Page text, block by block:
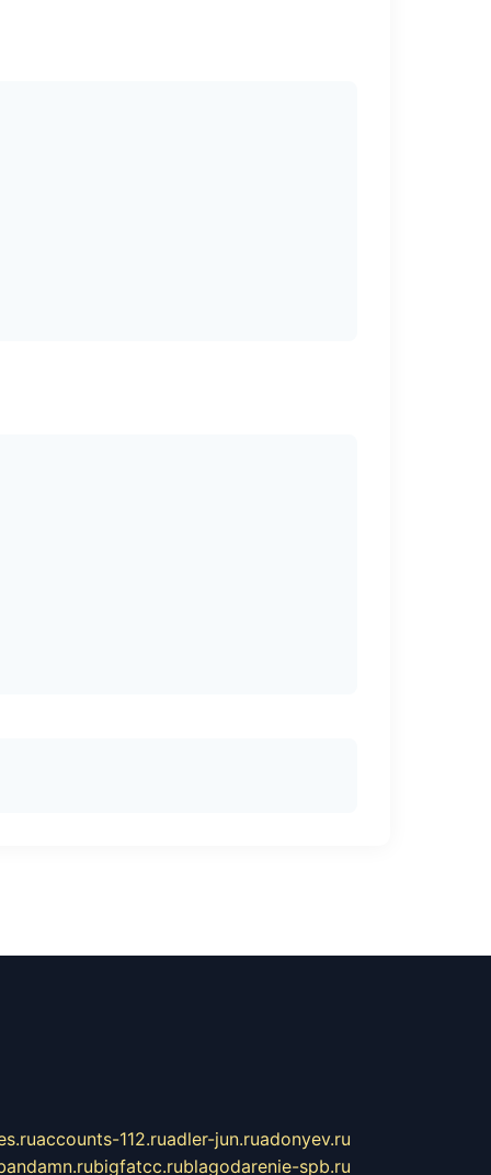
accounts-112.ruadler-jun.ruadonyev.ru
bigfatcc.rublagodarenie-spb.ru